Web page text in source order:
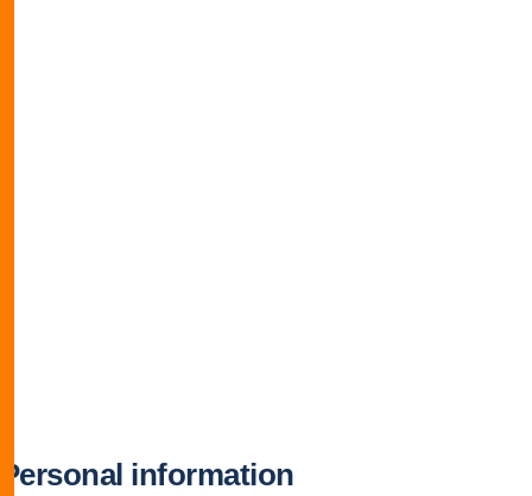
Personal information